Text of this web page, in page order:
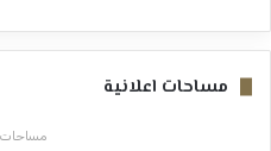
مساحات اعلانية
مساحات